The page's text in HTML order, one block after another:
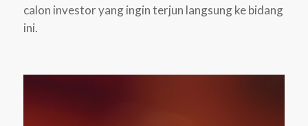
calon investor yang ingin terjun langsung ke bidang
ini.